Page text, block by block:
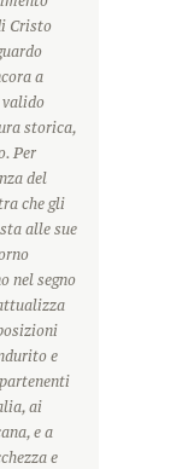
Cristo
a
valido
storica,
Per
del
che gli
alle sue
nel segno
e
ai
e a
e